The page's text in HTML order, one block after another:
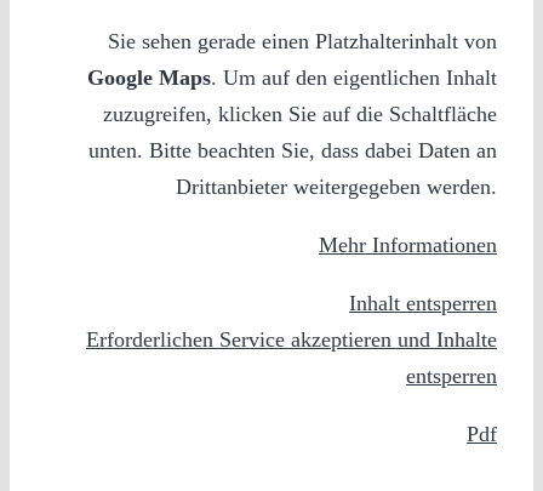
Sie sehen gerade einen Platzhalterinhalt von
Google Maps. Um auf den eigentlichen Inhalt
zuzugreifen, klicken Sie auf die Schaltfläche
unten. Bitte beachten Sie, dass dabei Daten an
Drittanbieter weitergegeben werden.
Mehr Informationen
Inhalt entsperren
Erforderlichen Service akzeptieren und Inhalte
entsperren
Pdf